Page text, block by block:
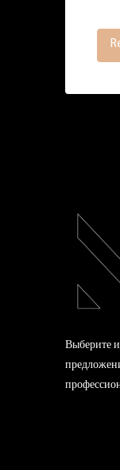
Выберите